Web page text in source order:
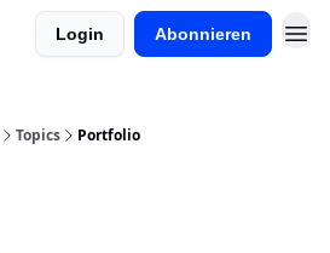
Login Abonnieren
Topics Portfolio